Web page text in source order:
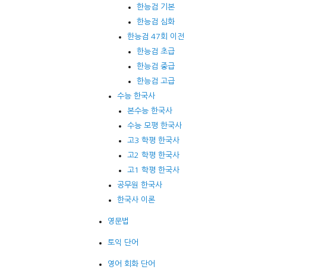
한능검 기본
한능검 심화
한능검 47회 이전
한능검 초급
한능검 중급
한능검 고급
수능 한국사
본수능 한국사
수능 모평 한국사
고3 학평 한국사
고2 학평 한국사
고1 학평 한국사
공무원 한국사
한국사 이론
영문법
토익 단어
영어 회화 단어